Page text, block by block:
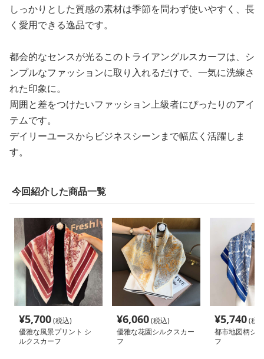
しっかりとした質感の素材は季節を問わず使いやすく、長
く愛用できる逸品です。
都会的なセンスが光るこのトライアングルスカーフは、シ
ンプルなファッションに取り入れるだけで、一気に洗練さ
れた印象に。
周囲と差をつけたいファッション上級者にぴったりのアイ
テムです。
デイリーユースからビジネスシーンまで幅広く活躍しま
す。
今回紹介した商品一覧
¥5,700(税込)
優雅な風景プリント シ
ルクスカーフ
¥6,060(税込)
優雅な花園シルクスカー
フ
¥5,740(税
都市地図柄シ
フ